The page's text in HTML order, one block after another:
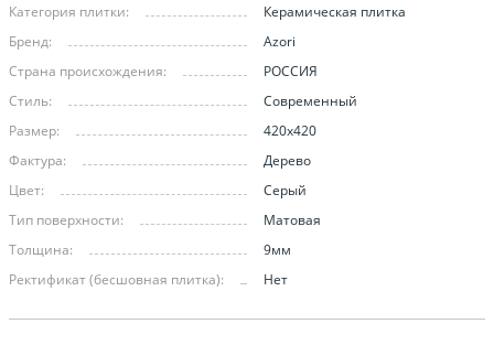
Категория плитки:
Керамическая плитка
Бренд:
Azori
Страна происхождения:
РОССИЯ
Стиль:
Современный
Размер:
420х420
Фактура:
Дерево
Цвет:
Серый
Тип поверхности:
Матовая
Толщина:
9мм
Ректификат (бесшовная плитка):
Нет